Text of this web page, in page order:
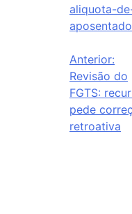
aliquota-
Anterior:
Revisão do
FGTS:
pede
retroativa